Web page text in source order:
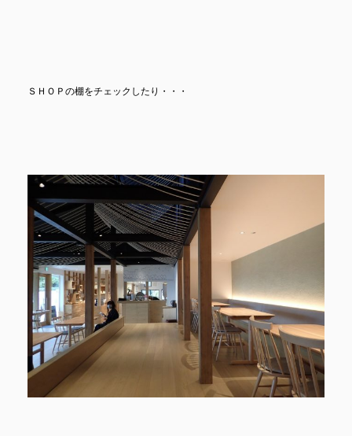
ＳＨＯＰの棚をチェックしたり・・・